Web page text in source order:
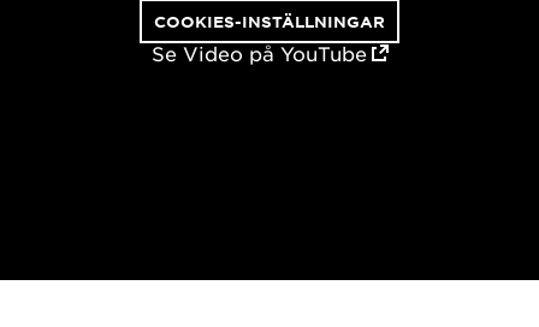
COOKIES-INSTÄLLNINGAR
Se Video på YouTube